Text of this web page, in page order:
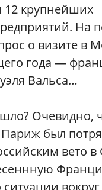
12 крупнейших
На
о визите в
года —
Вальса…
Очевидно,
был
вето
вокруг